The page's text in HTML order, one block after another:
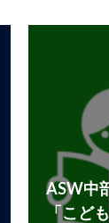
ASW中
「こど